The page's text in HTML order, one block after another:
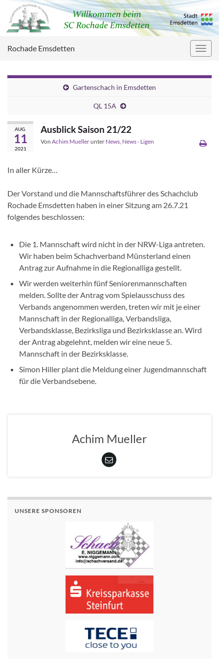
Rochade Emsdetten
Gartenschach in Emsdetten
QL 15A
AUG.
11
2021
Ausblick Saison 21/22
Von Achim Muellerunter News News - Ligen
In aller Kürze…
Der Vorstand und die Mannschaftsführer des Schachclub
Rochade Emsdetten haben in einer Sitzung am 26.7.21
folgendes beschlossen:
Die 1. Mannschaft wird nicht in der NRW-Liga antreten.
Wir haben beim Schachverband Münsterland einen
Antrag zur Aufnahme in die Regionalliga gestellt.
Wir werden weiterhin fünf Seniorenmannschaften
melden. Sollte der Antrag vom Spielausschuss des
Verbands angenommen werden, treten wir mit je einer
Mannschaft in der Regionalliga, Verbandsliga,
Verbandsklasse, Bezirksliga und Bezirksklasse an. Wird
der Antrag abgelehnt, melden wir eine neue 5.
Mannschaft in der Bezirksklasse.
Simon Hiller plant die Meldung einer Jugendmannschaft
für die Verbandsebene.
Achim Mueller
UNSERE SPONSOREN